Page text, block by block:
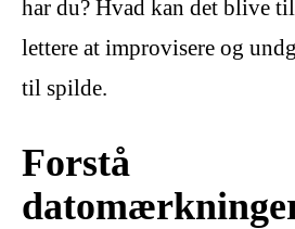
har du? Hvad kan det blive
lettere at improvisere og
til spilde.
Forstå